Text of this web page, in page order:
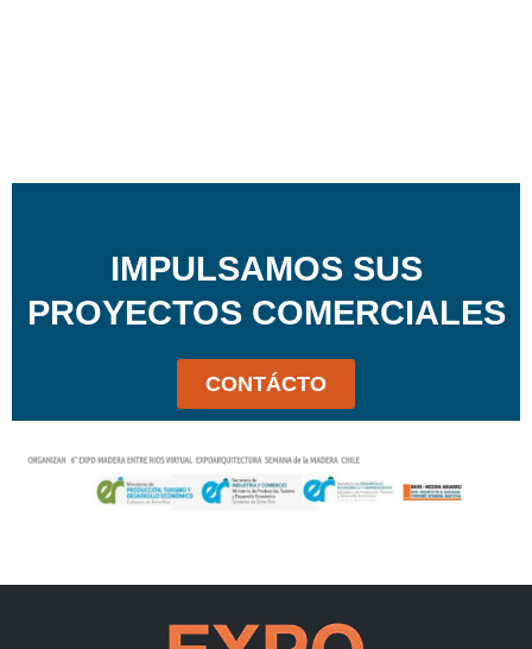
IMPULSAMOS SUS
PROYECTOS COMERCIALES
CONTÁCTO